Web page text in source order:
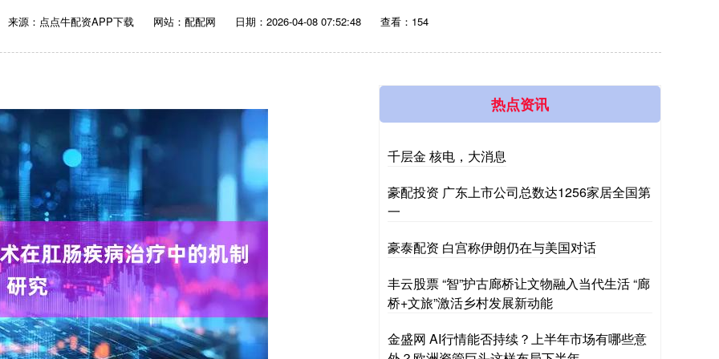
来源：点点牛配资APP下载 网站：配配网 日期：2026-04-08 07:52:48 查看：154
热点资讯
千层金 核电，大消息
豪配投资 广东上市公司总数达1256家居全国第
一
豪泰配资 白宫称伊朗仍在与美国对话
丰云股票 “智”护古廊桥让文物融入当代生活 “廊
桥+文旅”激活乡村发展新动能
金盛网 AI行情能否持续？上半年市场有哪些意